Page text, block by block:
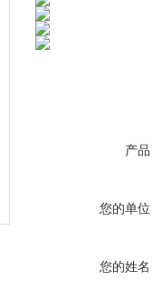
产品
您的单位
您的姓名